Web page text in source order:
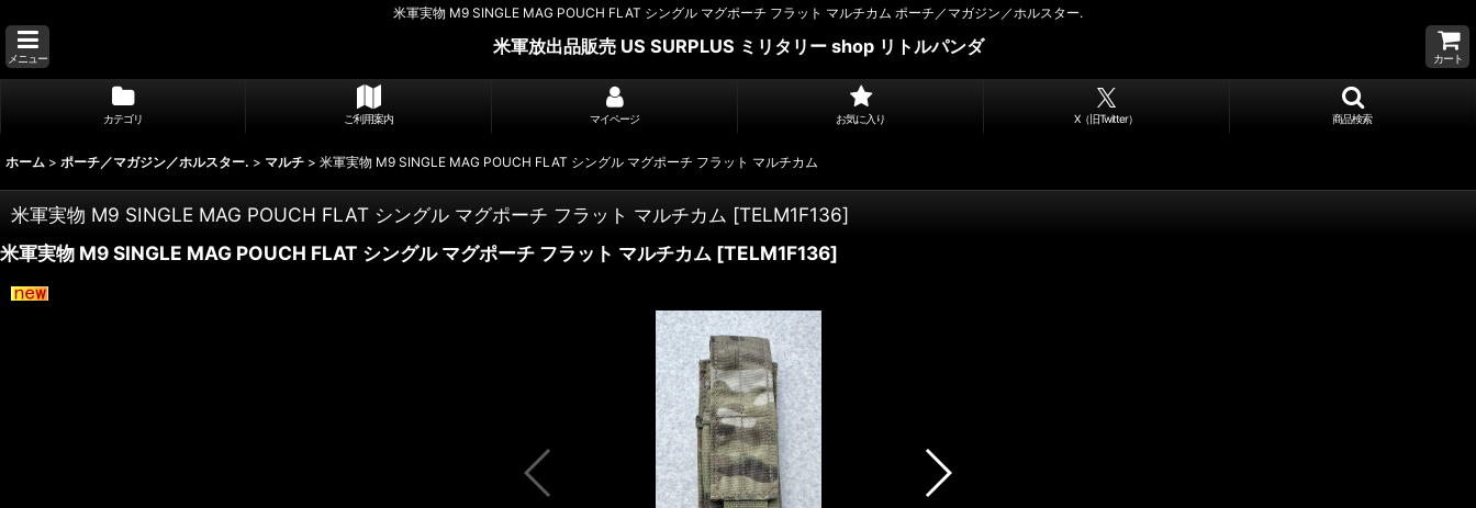
米軍実物 M9 SINGLE MAG POUCH FLAT シングル マグポーチ フラット マルチカム ポーチ／マガジン／ホルスター.
メニュー
米軍放出品販売 US SURPLUS ミリタリー shop リトルパンダ
カート
カテゴリ ご利用案内 マイページ お気に入り X（旧Twitter） 商品検索
ホーム > ポーチ／マガジン／ホルスター. > マルチ > 米軍実物 M9 SINGLE MAG POUCH FLAT シングル マグポーチ フラット マルチカム
米軍実物 M9 SINGLE MAG POUCH FLAT シングル マグポーチ フラット マルチカム [TELM1F136]
米軍実物 M9 SINGLE MAG POUCH FLAT シングル マグポーチ フラット マルチカム [TELM1F136]